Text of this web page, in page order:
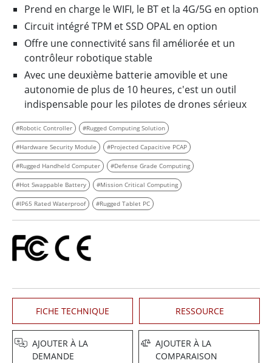
Prend en charge le WIFI, le BT et la 4G/5G en option
Circuit intégré TPM et SSD OPAL en option
Offre une connectivité sans fil améliorée et un
contrôleur robotique stable
Avec une deuxième batterie amovible et une
autonomie de plus de 10 heures, c'est un outil
indispensable pour les pilotes de drones sérieux
#Robotic Controller #Rugged Computing Solution
#Hardware Security Module #Projected Capacitive PCAP
#Rugged Handheld Computer #Defense Grade Computing
#Hot Swappable Battery #Mission Critical Computing
#IP65 Rated Waterproof #Rugged Tablet PC
FICHE TECHNIQUE RESSOURCE
AJOUTER À LA
DEMANDE
AJOUTER À LA
COMPARAISON